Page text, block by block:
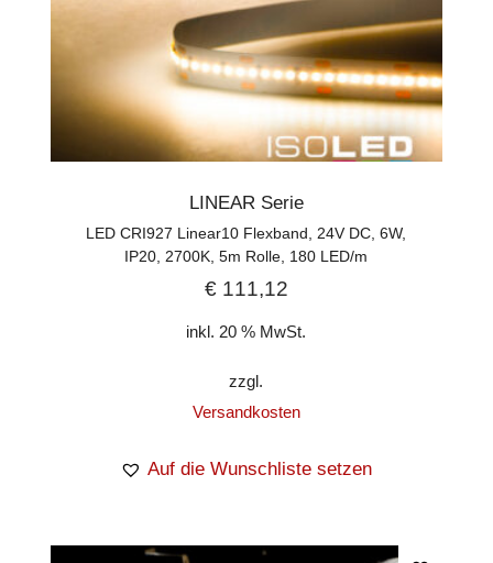
LINEAR Serie
LED CRI927 Linear10 Flexband, 24V DC, 6W,
IP20, 2700K, 5m Rolle, 180 LED/m
€111,12
inkl. 20 % MwSt.
zzgl.
Versandkosten
Auf die Wunschliste setzen